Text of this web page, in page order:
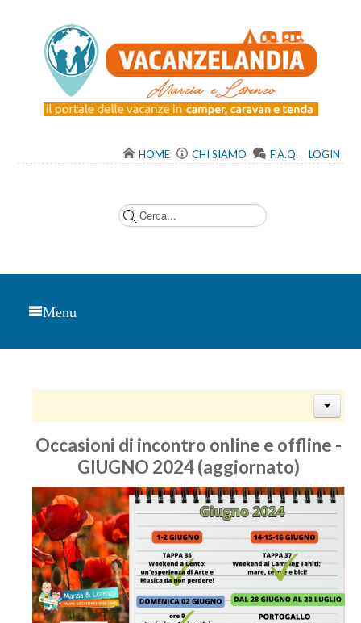
HOME CHI SIAMO F.A.Q. LOGIN
Menu
Occasioni di incontro online e offline -
GIUGNO 2024 (aggiornato)